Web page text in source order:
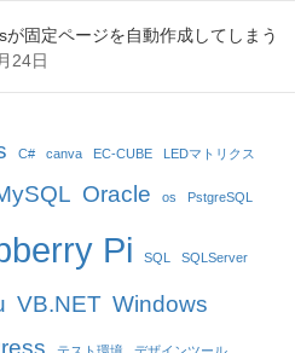
が固定ページを自動作成してしまう
24日
C# canva EC-CUBE LEDマトリクス
Oracle os PstgreSQL
Pi SQL SQLServer
VB.NET Windows
テスト環境 デザインツール